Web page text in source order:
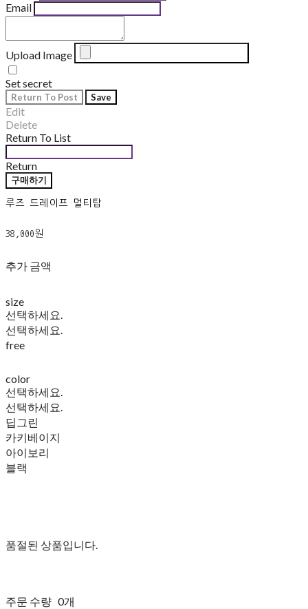
Email
Upload Image
Set secret
Return To Post Save
Edit
Delete
Return To List
Return
구매하기
루즈 드레이프 멀티탑
38,000원
추가 금액
size
선택하세요.
선택하세요.
free
color
선택하세요.
선택하세요.
딥그린
카키베이지
아이보리
블랙
품절된 상품입니다.
주문 수량 0개